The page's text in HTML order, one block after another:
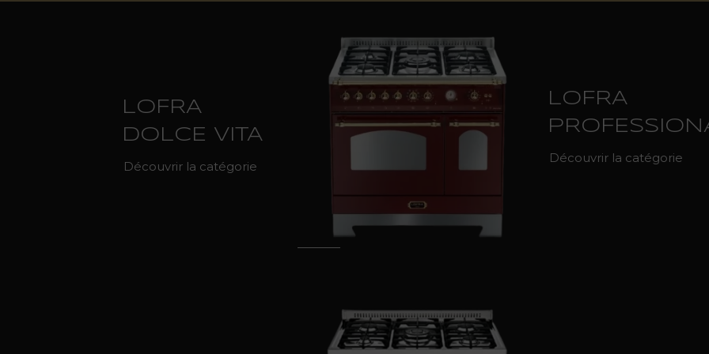
LOFRA
DOLCE VITA
Découvrir la catégorie
LOFRA
Découvrir la catégorie